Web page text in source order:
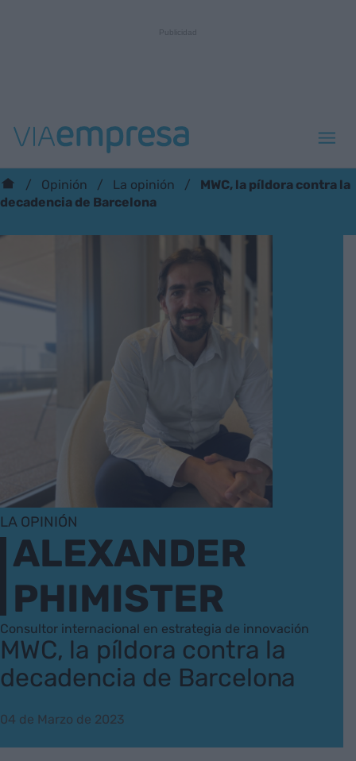
Opinión La opinión
MWC, la píldora contra la
decadencia de Barcelona
LA OPINIÓN
ALEXANDER
PHIMISTER
Consultor internacional en estrategia de innovación
MWC, la píldora contra la
decadencia de Barcelona
04 de Marzo de 2023